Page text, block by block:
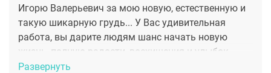
Игорю Валерьевич за мою новую, естественную и
такую шикарную грудь... У Вас удивительная
работа, вы дарите людям шанс начать новую
жизнь, полную радости, восхищения и улыбок.
Спасибо Вам за возможность чувствовать себя
Развернуть